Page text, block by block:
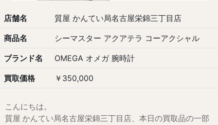
店舗名 質屋 かんてい局名古屋栄錦三丁目店
商品名 シーマスター アクアテラ コーアクシャル
ブランド名 OMEGA オメガ 腕時計
買取価格 ￥350,000
こんにちは。
質屋 かんてい局名古屋栄錦三丁目店、本日の買取品の一部